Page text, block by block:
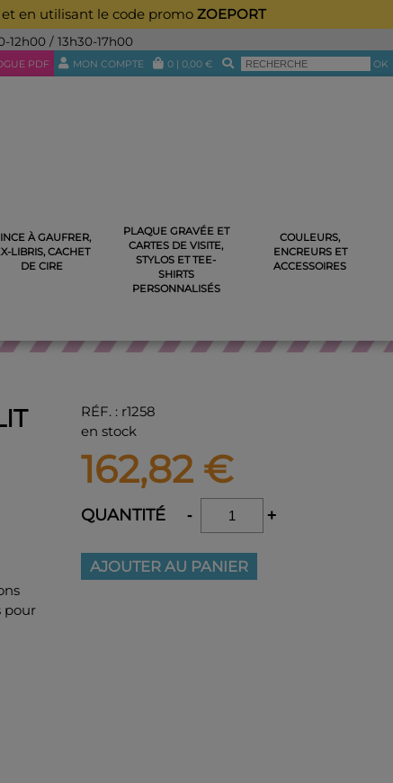
et en utilisant le code promo ZOEPORT
12h00 / 13h30-17h00
PDF MON COMPTE 0 | 0,00 € OK
À GAUFRER,
LIBRIS, CACHET
DE CIRE
PLAQUE GRAVÉE ET
CARTES DE VISITE,
STYLOS ET TEE-
SHIRTS
PERSONNALISÉS
COULEURS,
ENCREURS ET
ACCESSOIRES
pour
RÉF. : r1258
en stock
162,82 €
QUANTITÉ - +
AJOUTER AU PANIER